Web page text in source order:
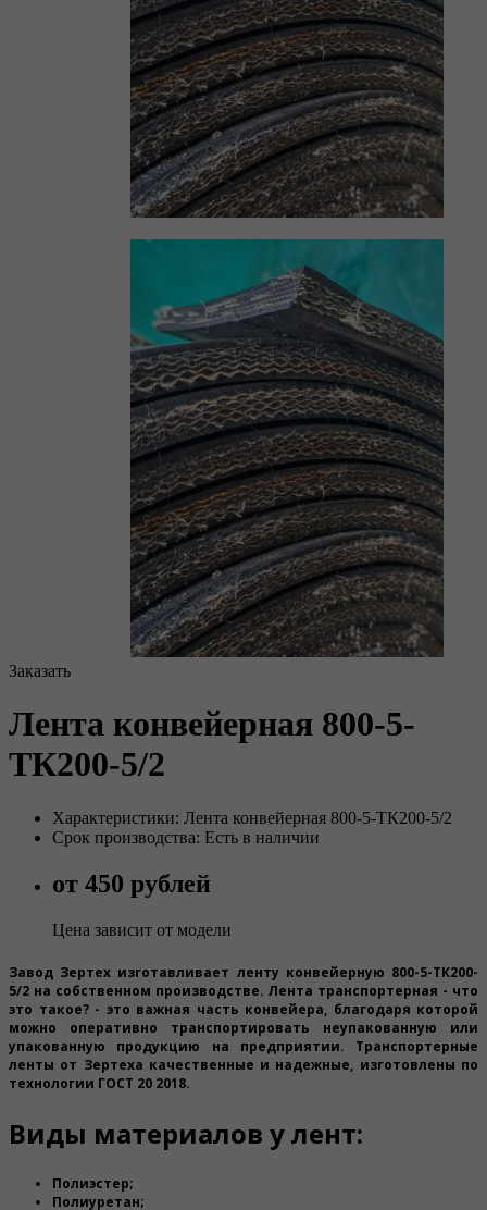
Заказать
Лента конвейерная 800-5-
ТК200-5/2
Характеристики: Лента конвейерная 800-5-ТК200-5/2
Срок производства: Есть в наличии
от 450 рублей
Цена зависит от модели
Завод Зертех изготавливает ленту конвейерную 800-5-ТК200-
5/2 на собственном производстве. Лента транспортерная - что
это такое? - это важная часть конвейера, благодаря которой
можно оперативно транспортировать неупакованную или
упакованную продукцию на предприятии. Транспортерные
ленты от Зертеха качественные и надежные, изготовлены по
технологии ГОСТ 20 2018.
Виды материалов у лент:
Полиэстер;
Полиуретан;